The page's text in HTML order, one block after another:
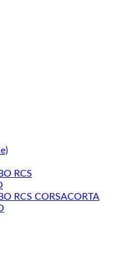
RCS
RCS CORSACORTA